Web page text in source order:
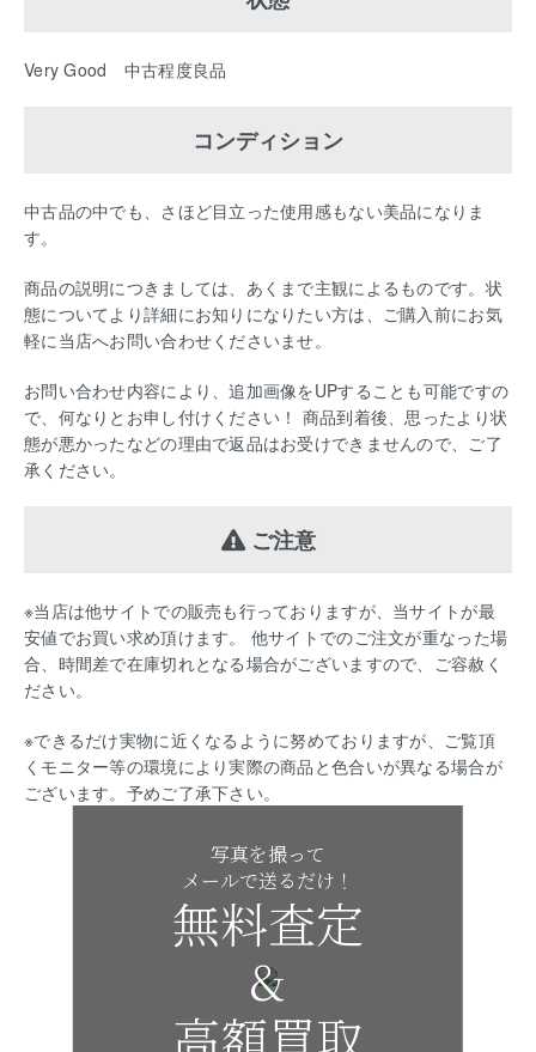
Very Good 中古程度良品
コンディション
中古品の中でも、さほど目立った使用感もない美品になりま
す。
商品の説明につきましては、あくまで主観によるものです。状
態についてより詳細にお知りになりたい方は、ご購入前にお気
軽に当店へお問い合わせくださいませ。
お問い合わせ内容により、追加画像をUPすることも可能ですの
で、何なりとお申し付けください！ 商品到着後、思ったより状
態が悪かったなどの理由で返品はお受けできませんので、ご了
承ください。
ご注意
※当店は他サイトでの販売も行っておりますが、当サイトが最
安値でお買い求め頂けます。 他サイトでのご注文が重なった場
合、時間差で在庫切れとなる場合がございますので、ご容赦く
ださい。
※できるだけ実物に近くなるように努めておりますが、ご覧頂
くモニター等の環境により実際の商品と色合いが異なる場合が
ございます。予めご了承下さい。
写真を撮って
メールで送るだけ！
無料査定
&
高額買取